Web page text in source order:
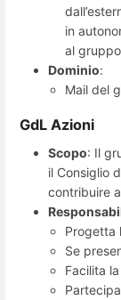
in
al
Dominio:
Mail del
GdL Azioni
Scopo: Il
il Consiglio
contribuire
Progetta
Se
Facilita